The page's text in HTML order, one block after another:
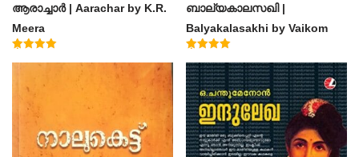
ആരാച്ചാര്‍ | Aarachar by K.R.
Meera
ബാല്യകാലസഖി |
Balyakalasakhi by Vaikom
Muhammad Basheer
4.60
out of 5